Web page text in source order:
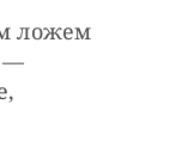
ложем
—